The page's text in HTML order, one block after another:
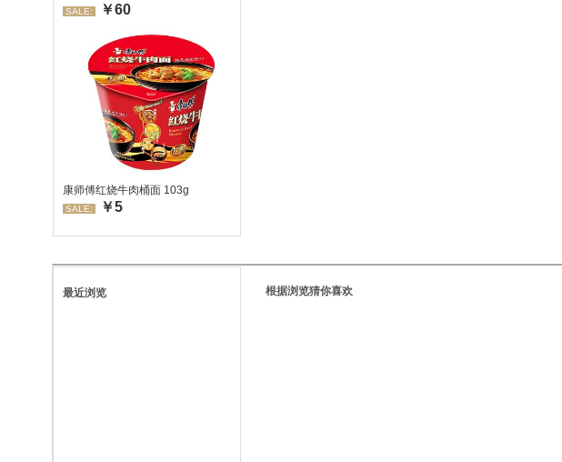
SALE: ￥60
康师傅红烧牛肉桶面 103g
SALE: ￥5
最近浏览 根据浏览猜你喜欢